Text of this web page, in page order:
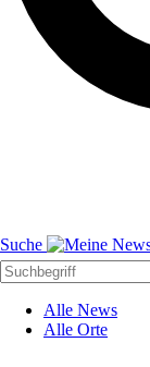
Suche
Alle News
Alle Orte